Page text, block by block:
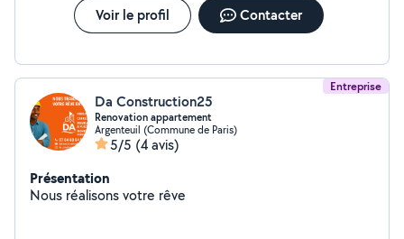
Voir le profil Contacter
Entreprise
Da Construction25
Renovation appartement
Argenteuil (Commune de Paris)
5/5 (4 avis)
Présentation
Nous réalisons votre rêve